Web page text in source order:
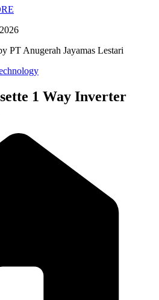
PT Anugerah Jayamas Lestari
1 Way Inverter